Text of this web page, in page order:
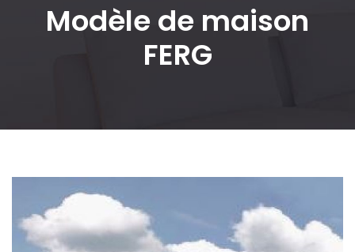
Modèle de maison
FERG